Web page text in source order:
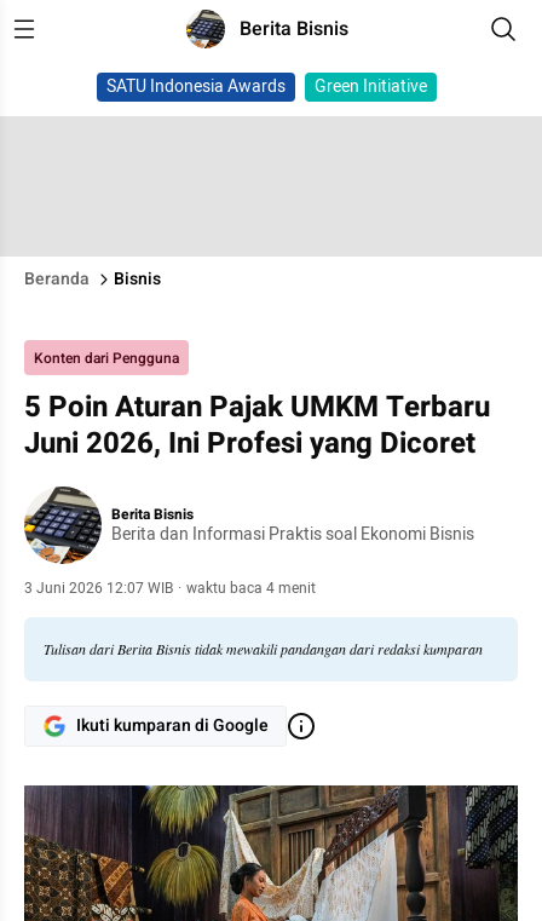
Berita Bisnis
SATU Indonesia Awards Green Initiative
Beranda Bisnis
Konten dari Pengguna
5 Poin Aturan Pajak UMKM Terbaru
Juni 2026, Ini Profesi yang Dicoret
Berita Bisnis
Berita dan Informasi Praktis soal Ekonomi Bisnis
3 Juni 2026 12:07 WIB · waktu baca 4 menit
Tulisan dari Berita Bisnis tidak mewakili pandangan dari redaksi kumparan
Ikuti kumparan di Google